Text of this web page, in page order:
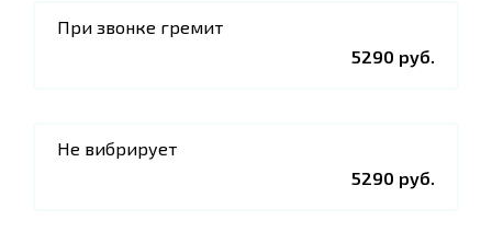
При звонке гремит
5290 руб.
Не вибрирует
5290 руб.